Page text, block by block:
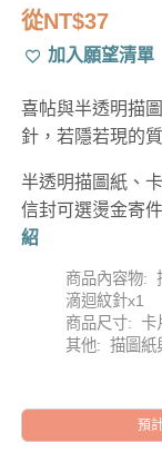
從NT$37
加入願望清單
喜帖與半透明描
針，若隱若現的
半透明描圖紙、
信封可選燙金寄
紹
商品內容物:
滴迴紋針x1
商品尺寸: 卡
其他: 描圖紙
預